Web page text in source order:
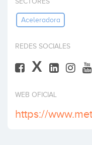
Aceleradora
REDES SOCIALES
X
WEB OFICIAL
https://